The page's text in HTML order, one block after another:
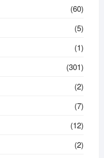
(60)
(5)
(1)
(301)
(2)
(7)
(12)
(2)